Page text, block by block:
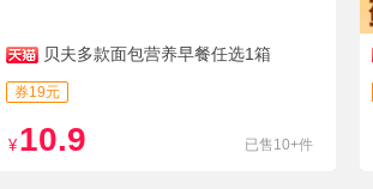
贝夫多款面包营养早餐任选1箱
券19元
¥ 10.9 已售10+件